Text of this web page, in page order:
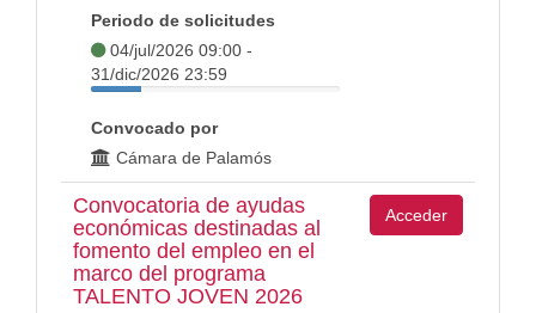
Periodo de solicitudes
04/jul/2026 09:00 -
31/dic/2026 23:59
Convocado por
Cámara de Palamós
Convocatoria de ayudas
económicas destinadas al
fomento del empleo en el
marco del programa
TALENTO JOVEN 2026
Acceder